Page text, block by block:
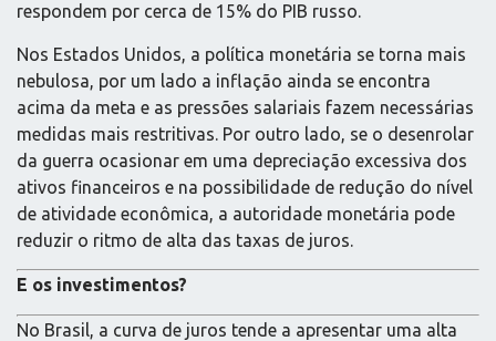
respondem por cerca de 15% do PIB russo.
Nos Estados Unidos, a política monetária se torna mais
nebulosa, por um lado a inflação ainda se encontra
acima da meta e as pressões salariais fazem necessárias
medidas mais restritivas. Por outro lado, se o desenrolar
da guerra ocasionar em uma depreciação excessiva dos
ativos financeiros e na possibilidade de redução do nível
de atividade econômica, a autoridade monetária pode
reduzir o ritmo de alta das taxas de juros.
E os investimentos?
No Brasil, a curva de juros tende a apresentar uma alta